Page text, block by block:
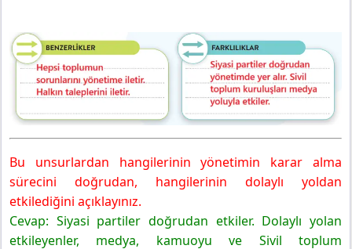
Bu unsurlardan hangilerinin yönetimin karar alma
sürecini doğrudan, hangilerinin dolaylı yoldan
etkilediğini açıklayınız.
Cevap: Siyasi partiler doğrudan etkiler. Dolaylı yolan
etkileyenler, medya, kamuoyu ve Sivil toplum